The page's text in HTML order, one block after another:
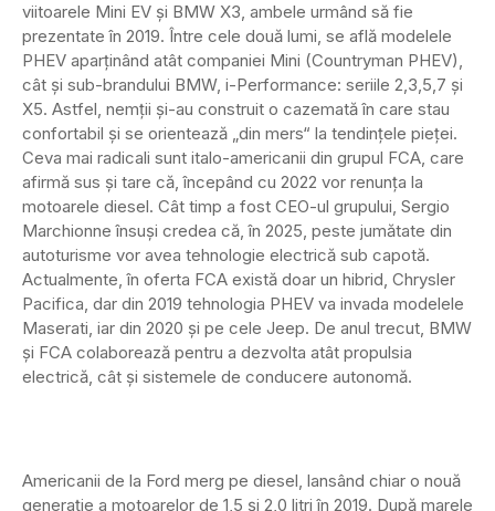
viitoarele Mini EV și BMW X3, ambele urmând să fie
prezentate în 2019. Între cele două lumi, se află modelele
PHEV aparținând atât companiei Mini (Countryman PHEV),
cât și sub-brandului BMW, i-Performance: seriile 2,3,5,7 și
X5. Astfel, nemții și-au construit o cazemată în care stau
confortabil și se orientează „din mers“ la tendințele pieței.
Ceva mai radicali sunt italo-americanii din grupul FCA, care
afirmă sus și tare că, începând cu 2022 vor renunța la
motoarele diesel. Cât timp a fost CEO-ul grupului, Sergio
Marchionne însuși credea că, în 2025, peste jumătate din
autoturisme vor avea tehnologie electrică sub capotă.
Actualmente, în oferta FCA există doar un hibrid, Chrysler
Pacifica, dar din 2019 tehnologia PHEV va invada modelele
Maserati, iar din 2020 și pe cele Jeep. De anul trecut, BMW
și FCA colaborează pentru a dezvolta atât propulsia
electrică, cât și sistemele de conducere autonomă.
Americanii de la Ford merg pe diesel, lansând chiar o nouă
generație a motoarelor de 1,5 și 2,0 litri în 2019. După marele